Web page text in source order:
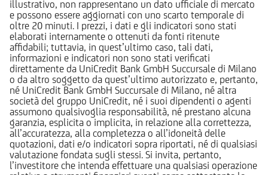
illustrativo, non rappresentano un dato ufficiale di mercato
e possono essere aggiornati con uno scarto temporale di
oltre 20 minuti. I prezzi, i dati e gli indicatori sono stati
elaborati internamente o ottenuti da fonti ritenute
affidabili; tuttavia, in quest’ultimo caso, tali dati,
informazioni e indicatori non sono stati verificati
direttamente da UniCredit Bank GmbH Succursale di Milano
o da altro soggetto da quest’ultimo autorizzato e, pertanto,
né UniCredit Bank GmbH Succursale di Milano, né altra
società del gruppo UniCredit, né i suoi dipendenti o agenti
assumono qualsivoglia responsabilità, né prestano alcuna
garanzia, esplicita o implicita, in relazione alla correttezza,
all’accuratezza, alla completezza o all’idoneità delle
quotazioni, dati e/o indicatori sopra riportati, né di qualsiasi
valutazione fondata sugli stessi. Si invita, pertanto,
l’investitore che intenda effettuare una qualsiasi operazione